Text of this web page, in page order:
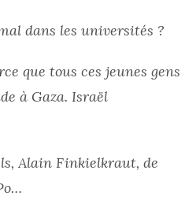
dans les universités ?
que tous ces jeunes gens
à Gaza. Israël
Alain Finkielkraut, de